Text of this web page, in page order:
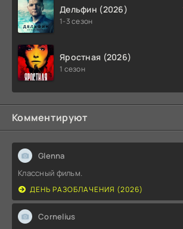
Дельфин (2026)
1-3 сезон
Яростная (2026)
1 сезон
Комментируют
Glenna
Классный фильм.
ДЕНЬ РАЗОБЛАЧЕНИЯ (2026)
Cornelius